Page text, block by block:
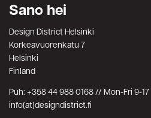
Sano hei
Design District Helsinki
Korkeavuorenkatu 7
Helsinki
Finland
Puh: +358 44 988 0168 // Mon-Fri 9-17
info(at)designdistrict.fi